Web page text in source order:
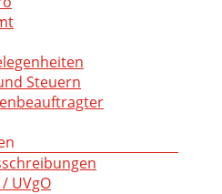
Steuern
UVgO